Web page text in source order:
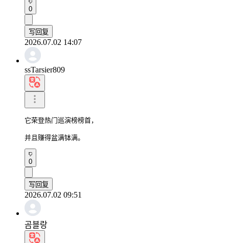
0
写回复
2026.07.02 14:07
ssTarsier809
它荣登热门巡演榜榜首，
并且赚得盆满钵满。
0
写回复
2026.07.02 09:51
곰블랑